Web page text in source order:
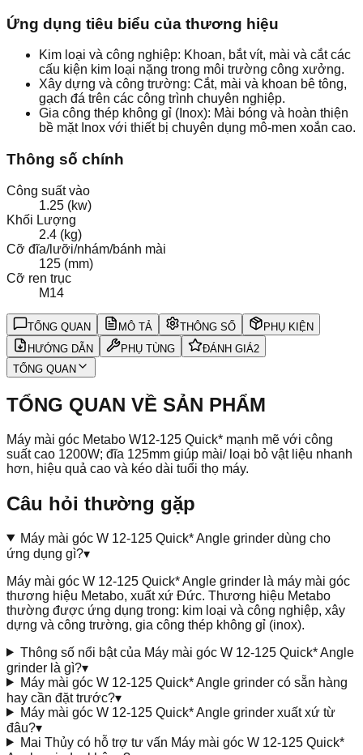
Ứng dụng tiêu biểu của thương hiệu
Kim loại và công nghiệp: Khoan, bắt vít, mài và cắt các
cấu kiện kim loại nặng trong môi trường công xưởng.
Xây dựng và công trường: Cắt, mài và khoan bê tông,
gạch đá trên các công trình chuyên nghiệp.
Gia công thép không gỉ (Inox): Mài bóng và hoàn thiện
bề mặt Inox với thiết bị chuyên dụng mô-men xoắn cao.
Thông số chính
Công suất vào
1.25 (kw)
Khối Lượng
2.4 (kg)
Cỡ đĩa/lưỡi/nhám/bánh mài
125 (mm)
Cỡ ren trục
M14
TỔNG QUAN MÔ TẢ THÔNG SỐ
PHỤ KIỆN
HƯỚNG DẪN
PHỤ TÙNG ĐÁNH GIÁ2
TỔNG QUAN
TỔNG QUAN VỀ SẢN PHẨM
Máy mài góc Metabo W12-125 Quick* mạnh mẽ với công
suất cao 1200W; đĩa 125mm giúp mài/ loại bỏ vật liệu nhanh
hơn, hiệu quả cao và kéo dài tuổi thọ máy.
Câu hỏi thường gặp
Máy mài góc W 12-125 Quick* Angle grinder dùng cho
ứng dụng gì?▾
Máy mài góc W 12-125 Quick* Angle grinder là máy mài góc
thương hiệu Metabo, xuất xứ Đức. Thương hiệu Metabo
thường được ứng dụng trong: kim loại và công nghiệp, xây
dựng và công trường, gia công thép không gỉ (inox).
Thông số nổi bật của Máy mài góc W 12-125 Quick* Angle
grinder là gì?▾
Máy mài góc W 12-125 Quick* Angle grinder có sẵn hàng
hay cần đặt trước?▾
Máy mài góc W 12-125 Quick* Angle grinder xuất xứ từ
đâu?▾
Mai Thủy có hỗ trợ tư vấn Máy mài góc W 12-125 Quick*